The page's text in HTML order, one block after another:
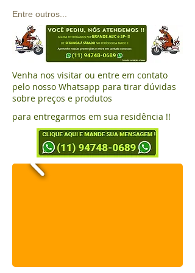
Entre outros...
Venha nos visitar ou entre em contato
pelo nosso Whatsapp para tirar dúvidas
sobre preços e produtos
para entregarmos em sua residência !!